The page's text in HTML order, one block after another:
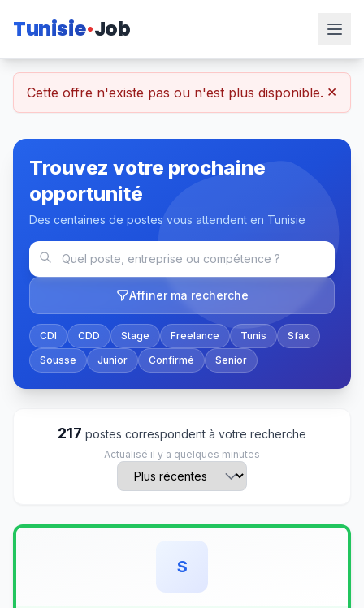
Tunisie Job
Cette offre n'existe pas ou n'est plus disponible. ×
Trouvez votre prochaine
opportunité
Des centaines de postes vous attendent en Tunisie
Affiner ma recherche
CDI CDD Stage Freelance Tunis
Sfax
Sousse
Junior Confirmé Senior
217 postes correspondent à votre recherche
Actualisé il y a quelques minutes
S